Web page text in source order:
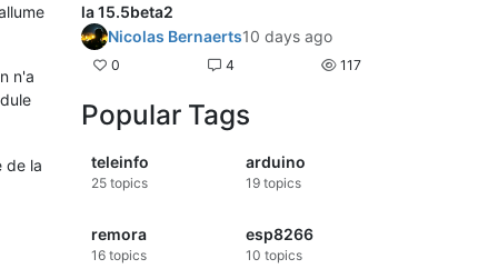
n'a
de la
la 15.5beta2
Nicolas Bernaerts10 days ago
0 4 117
Popular Tags
teleinfo
25 topics
arduino
19topics
remora
16 topics
esp8266
10 topics